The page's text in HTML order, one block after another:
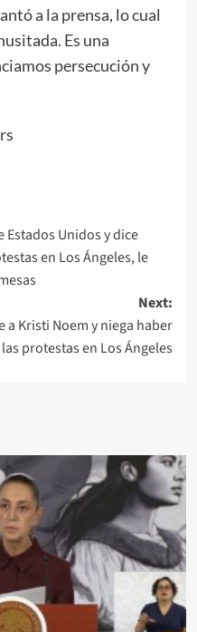
a la prensa, lo cual
Es una
persecución y
Unidos y dice
en Los Ángeles, le
Next:
Kristi Noem y niega haber
protestas en Los Ángeles